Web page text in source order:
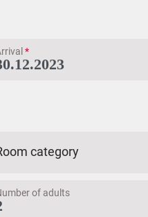
*
category
of adults